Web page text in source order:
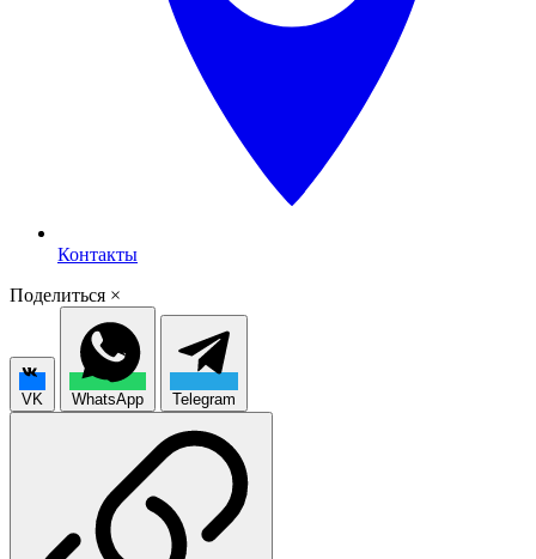
Контакты
Поделиться ×
VK WhatsApp Telegram